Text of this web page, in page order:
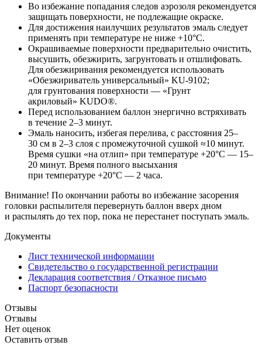
Во избежание попадания следов аэрозоля рекомендуется
защищать поверхности, не подлежащие окраске.
Для достижения наилучших результатов эмаль следует
применять при температуре не ниже +10°С.
Окрашиваемые поверхности предварительно очистить,
высушить, обезжирить, загрунтовать и отшлифовать.
Для обезжиривания рекомендуется использовать
«Обезжириватель универсальный» KU‑9102;
для грунтования поверхности — «Грунт
акриловый» KUDO®.
Перед использованием баллон энергично встряхивать
в течение 2–3 минут.
Эмаль наносить, избегая перелива, с расстояния 25–
30 см в 2–3 слоя с промежуточной сушкой ≈10 минут.
Время сушки «на отлип» при температуре +20°С — 15–
20 минут. Время полного высыхания
при температуре +20°С — 2 часа.
Внимание! По окончании работы во избежание засорения
головки распылителя перевернуть баллон вверх дном
и распылять до тех пор, пока не перестанет поступать эмаль.
Документы
Лист технической информации
Свидетельство о государственной регистрации
Декларация соответствия / Отказное письмо
Паспорт безопасности
Отзывы
Отзывы
Нет оценок
Оставить отзыв